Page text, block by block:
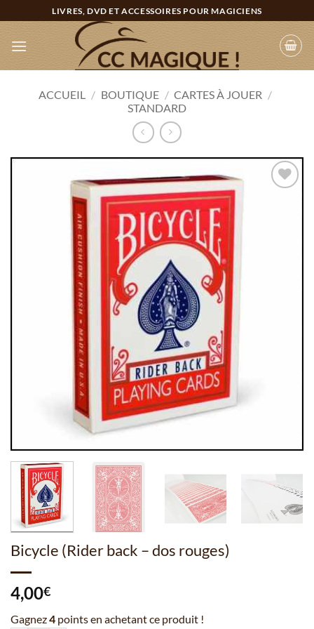
au
contenu
LIVRES, DVD ET ACCESSOIRES POUR MAGICIENS
ACCUEIL / BOUTIQUE / CARTES À JOUER /
STANDARD
Bicycle (Rider back – dos rouges)
4,00€
Gagnez4 points en achetant ce produit !